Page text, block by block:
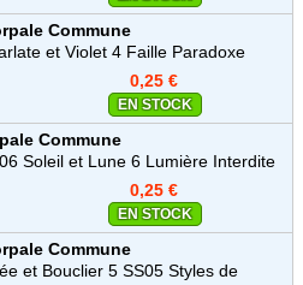
Commune
et Violet 4 Faille Paradoxe
0,25 €
EN STOCK
Commune
Soleil et Lune 6 Lumière Interdite
0,25 €
EN STOCK
Commune
et Bouclier 5 SS05 Styles de